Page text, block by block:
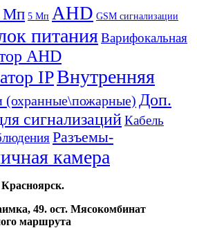
Мп 5 Мп AHD GSM сигнализации
питанияВарифокальная
AHD
IPВнутренняя
(охранные\пожарные) Доп.
сигнализацийКабель
Разъемы-
камера
49. ост. Мясокомбинат
маршрута